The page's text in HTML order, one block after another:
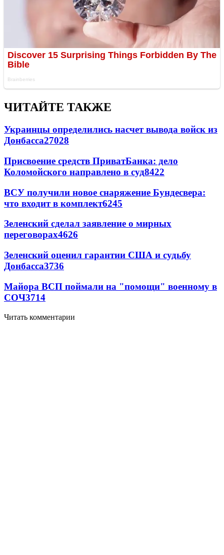
ЧИТАЙТЕ ТАКЖЕ
Украинцы определились насчет вывода войск из
Донбасса27028
Присвоение средств ПриватБанка: дело
Коломойского направлено в суд8422
ВСУ получили новое снаряжение Бундесвера:
что входит в комплект6245
Зеленский сделал заявление о мирных
переговорах4626
Зеленский оценил гарантии США и судьбу
Донбасса3736
Майора ВСП поймали на "помощи" военному в
СОЧ3714
Читать комментарии